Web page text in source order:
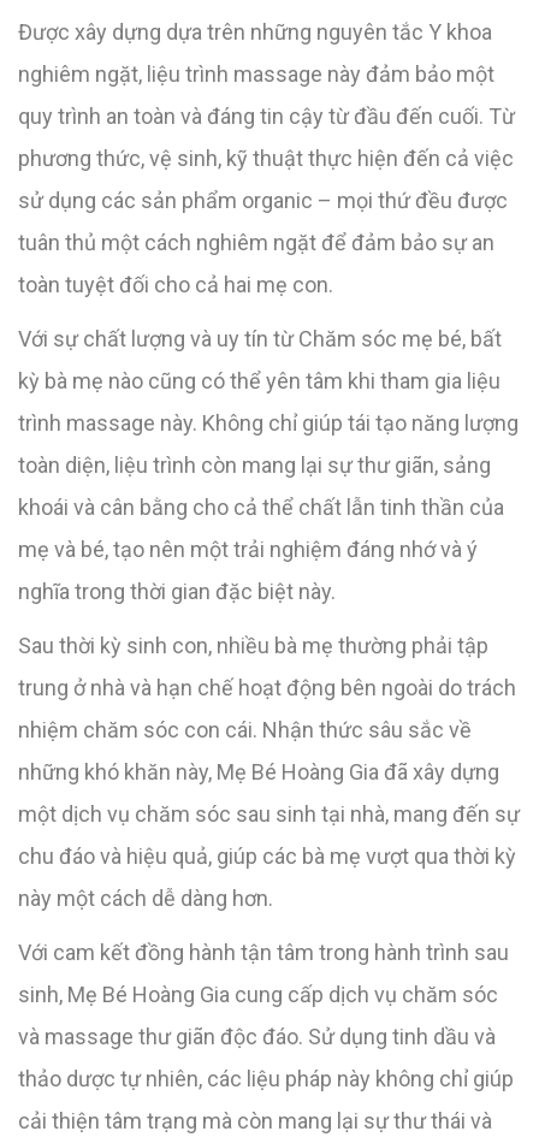
Được xây dựng dựa trên những nguyên tắc Y khoa
nghiêm ngặt, liệu trình massage này đảm bảo một
quy trình an toàn và đáng tin cậy từ đầu đến cuối. Từ
phương thức, vệ sinh, kỹ thuật thực hiện đến cả việc
sử dụng các sản phẩm organic – mọi thứ đều được
tuân thủ một cách nghiêm ngặt để đảm bảo sự an
toàn tuyệt đối cho cả hai mẹ con.
Với sự chất lượng và uy tín từ Chăm sóc mẹ bé, bất
kỳ bà mẹ nào cũng có thể yên tâm khi tham gia liệu
trình massage này. Không chỉ giúp tái tạo năng lượng
toàn diện, liệu trình còn mang lại sự thư giãn, sảng
khoái và cân bằng cho cả thể chất lẫn tinh thần của
mẹ và bé, tạo nên một trải nghiệm đáng nhớ và ý
nghĩa trong thời gian đặc biệt này.
Sau thời kỳ sinh con, nhiều bà mẹ thường phải tập
trung ở nhà và hạn chế hoạt động bên ngoài do trách
nhiệm chăm sóc con cái. Nhận thức sâu sắc về
những khó khăn này, Mẹ Bé Hoàng Gia đã xây dựng
một dịch vụ chăm sóc sau sinh tại nhà, mang đến sự
chu đáo và hiệu quả, giúp các bà mẹ vượt qua thời kỳ
này một cách dễ dàng hơn.
Với cam kết đồng hành tận tâm trong hành trình sau
sinh, Mẹ Bé Hoàng Gia cung cấp dịch vụ chăm sóc
và massage thư giãn độc đáo. Sử dụng tinh dầu và
thảo dược tự nhiên, các liệu pháp này không chỉ giúp
cải thiện tâm trạng mà còn mang lại sự thư thái và